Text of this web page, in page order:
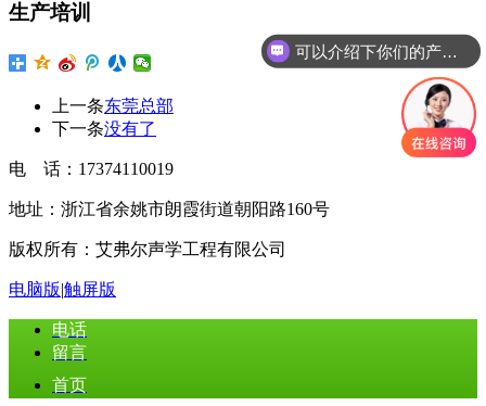
生产培训
上一条东莞总部
下一条没有了
电 话：17374110019
地址：浙江省余姚市朗霞街道朝阳路160号
版权所有：艾弗尔声学工程有限公司
电脑版|触屏版
电话
留言
首页
可以介绍下你们的产品么